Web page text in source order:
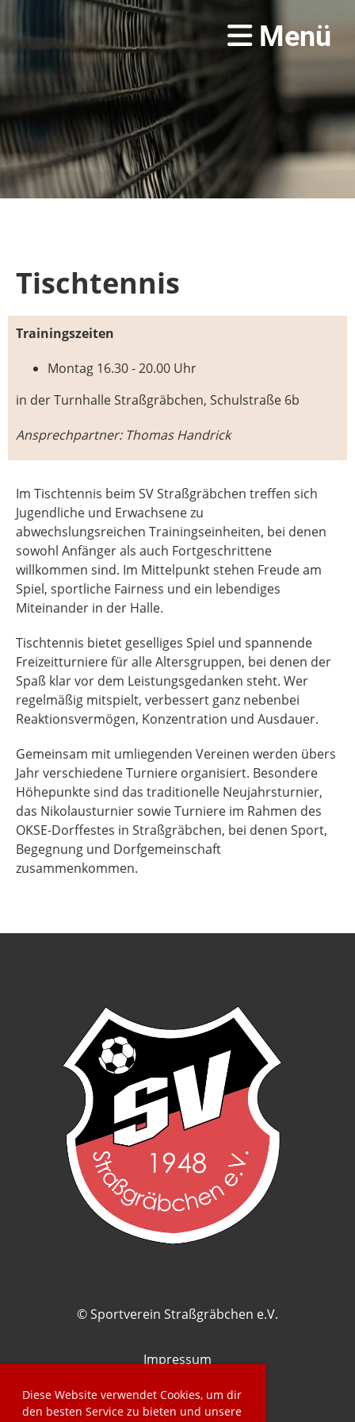
Diese Website verwendet Cookies, um dir
den besten Service zu bieten und unsere
Menü
Tischtennis
Trainingszeiten
Montag 16.30 - 20.00 Uhr
in der Turnhalle Straßgräbchen, Schulstraße 6b
Ansprechpartner: Thomas Handrick
Im Tischtennis beim SV Straßgräbchen treffen sich
Jugendliche und Erwachsene zu
abwechslungsreichen Trainingseinheiten, bei denen
sowohl Anfänger als auch Fortgeschrittene
willkommen sind. Im Mittelpunkt stehen Freude am
Spiel, sportliche Fairness und ein lebendiges
Miteinander in der Halle.
Tischtennis bietet geselliges Spiel und spannende
Freizeitturniere für alle Altersgruppen, bei denen der
Spaß klar vor dem Leistungsgedanken steht. Wer
regelmäßig mitspielt, verbessert ganz nebenbei
Reaktionsvermögen, Konzentration und Ausdauer.
Gemeinsam mit umliegenden Vereinen werden übers
Jahr verschiedene Turniere organisiert. Besondere
Höhepunkte sind das traditionelle Neujahrsturnier,
das Nikolausturnier sowie Turniere im Rahmen des
OKSE-Dorffestes in Straßgräbchen, bei denen Sport,
Begegnung und Dorfgemeinschaft
zusammenkommen.
© Sportverein Straßgräbchen e.V.
Impressum